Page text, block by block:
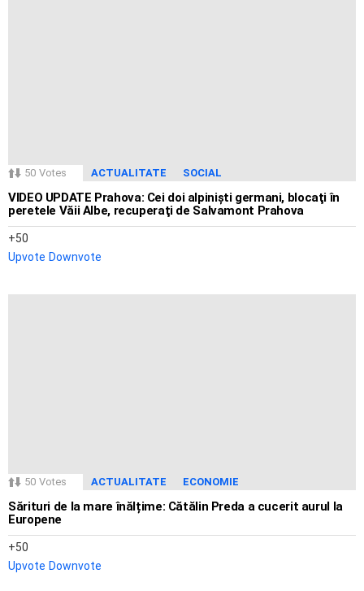
50 Votes ACTUALITATE SOCIAL
VIDEO UPDATE Prahova: Cei doi alpinişti germani, blocaţi în
peretele Văii Albe, recuperaţi de Salvamont Prahova
50
Upvote Downvote
50 Votes ACTUALITATE ECONOMIE
Sărituri de la mare înălțime: Cătălin Preda a cucerit aurul la
Europene
50
Upvote Downvote